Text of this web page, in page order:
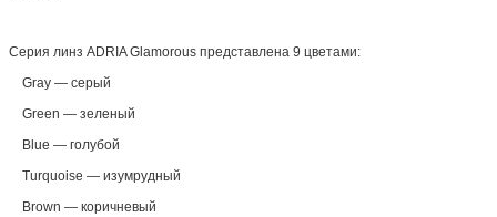
Серия линз ADRIA Glamorous представлена 9 цветами:
Gray — серый
Green — зеленый
Blue — голубой
Turquoise — изумрудный
Brown — коричневый